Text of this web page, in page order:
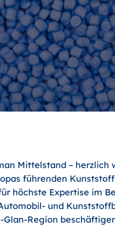
Mittelstand –
führenden
höchste Expertise im
und
Region